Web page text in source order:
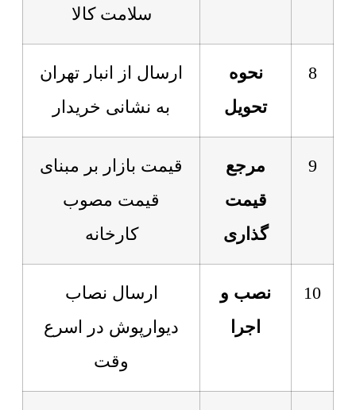
سلامت کالا
8
نحوه
تحویل
ارسال از انبار تهران
به نشانی خریدار
9
مرجع
قیمت
گذاری
قیمت بازار بر مبنای
قیمت مصوب
کارخانه
10
نصب و
اجرا
ارسال نصاب
دیوارپوش در اسرع
وقت